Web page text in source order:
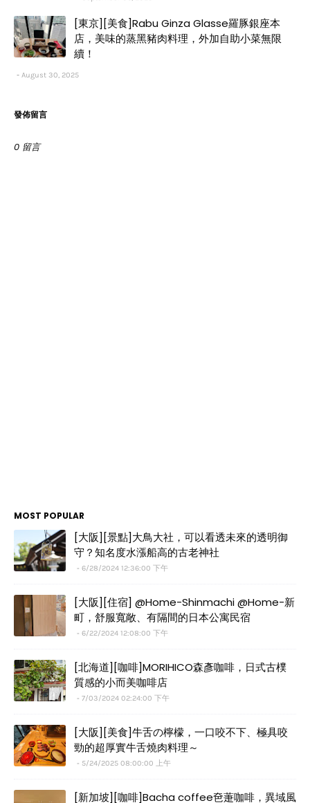
[東京][美食]Rabu Ginza Glasse羅豚銀座本
店，美味的蒸黑豬肉料理，外加自助小菜無限
續！
August 30, 2025
發佈留言
0 留言
MOST POPULAR
[大阪][景點]大鳥大社，可以看透未來的透明御
守？知名度水漲船高的古老神社
6/28/2024 12:36:00 下午
[大阪][住宿] @Home-Shinmachi @Home-新
町，舒服寬敞、有隔間的日本公寓民宿
6/22/2024 12:08:00 下午
[北海道][咖啡]MORIHICO森彥咖啡，日式古樸
質感的小而美咖啡店
7/03/2024 02:24:00 下午
[大阪][美食]牛舌の檸檬，一口咬不下、極具咬
勁的超厚實牛舌燒肉料理～
5/24/2025 08:00:00 上午
[新加坡][咖啡]Bacha coffee夿萐咖啡，異域風